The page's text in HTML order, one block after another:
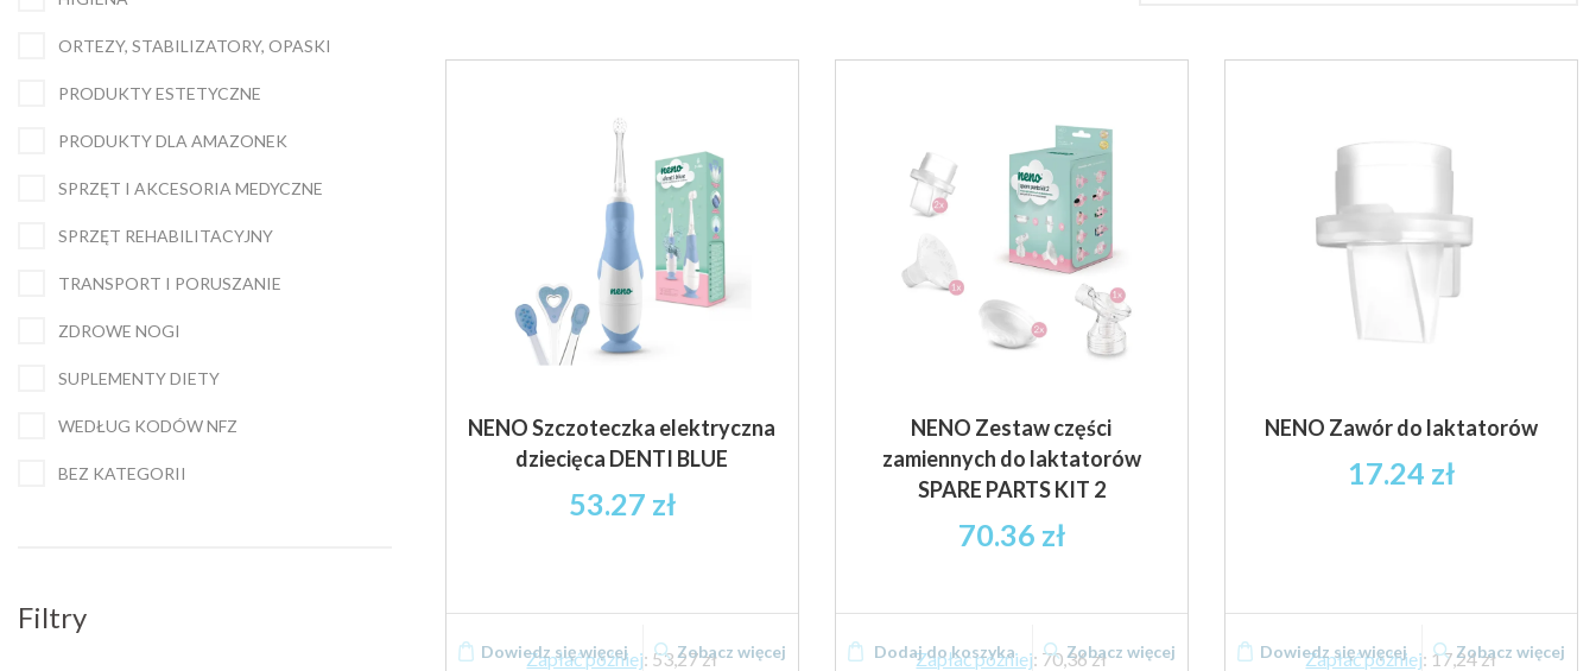
ORTEZY, STABILIZATORY, OPASKI
PRODUKTY ESTETYCZNE
PRODUKTY DLA AMAZONEK
SPRZĘT I AKCESORIA MEDYCZNE
SPRZĘT REHABILITACYJNY
TRANSPORT I PORUSZANIE
ZDROWE NOGI
SUPLEMENTY DIETY
WEDŁUG KODÓW NFZ
BEZ KATEGORII
Filtry
NENO Szczoteczka elektryczna
dziecięca DENTI BLUE
53.27 zł
Zapłać później: 53,27 zł
Dowiedz się więcej Zobacz więcej
NENO Zestaw części
zamiennych do laktatorów
SPARE PARTS KIT 2
70.36 zł
Zapłać później: 70,36 zł
Dodaj do koszyka Zobacz więcej
NENO Zawór do laktatorów
17.24 zł
Zapłać później: 17,24 zł
Dowiedz się więcej Zobacz więcej